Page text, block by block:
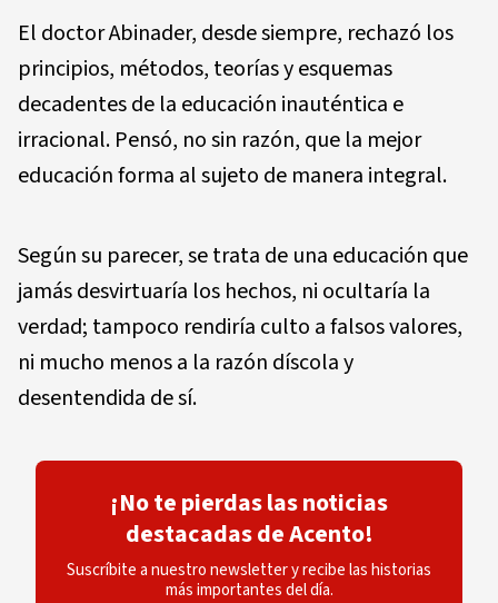
El doctor Abinader, desde siempre, rechazó los
principios, métodos, teorías y esquemas
decadentes de la educación inauténtica e
irracional. Pensó, no sin razón, que la mejor
educación forma al sujeto de manera integral.
Según su parecer, se trata de una educación que
jamás desvirtuaría los hechos, ni ocultaría la
verdad; tampoco rendiría culto a falsos valores,
ni mucho menos a la razón díscola y
desentendida de sí.
¡No te pierdas las noticias
destacadas de Acento!
Suscríbite a nuestro newsletter y recibe las historias
más importantes del día.